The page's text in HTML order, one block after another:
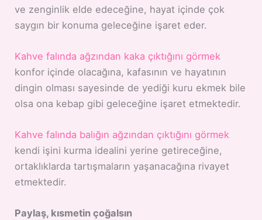
ve zenginlik elde edeceğine, hayat içinde çok
saygın bir konuma geleceğine işaret eder.
Kahve falında ağzından kaka çıktığını görmek
konfor içinde olacağına, kafasının ve hayatının
dingin olması sayesinde de yediği kuru ekmek bile
olsa ona kebap gibi geleceğine işaret etmektedir.
Kahve falında balığın ağzından çıktığını görmek
kendi işini kurma idealini yerine getireceğine,
ortaklıklarda tartışmaların yaşanacağına rivayet
etmektedir.
Paylaş, kısmetin çoğalsın